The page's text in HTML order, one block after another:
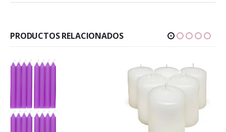
PRODUCTOS RELACIONADOS